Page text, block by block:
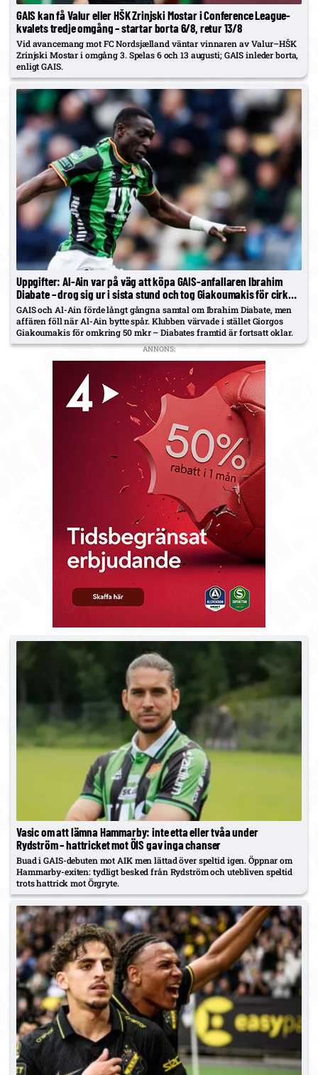
GAIS kan få Valur eller HŠK Zrinjski Mostar i Conference League-
kvalets tredje omgång – startar borta 6/8, retur 13/8
Vid avancemang mot FC Nordsjælland väntar vinnaren av Valur–HŠK
Zrinjski Mostar i omgång 3. Spelas 6 och 13 augusti; GAIS inleder borta,
enligt GAIS.
Uppgifter: Al-Ain var på väg att köpa GAIS-anfallaren Ibrahim
Diabate – drog sig ur i sista stund och tog Giakoumakis för cirka
50 mkr
GAIS och Al-Ain förde långt gångna samtal om Ibrahim Diabate, men
affären föll när Al-Ain bytte spår. Klubben värvade i stället Giorgos
Giakoumakis för omkring 50 mkr – Diabates framtid är fortsatt oklar.
ANNONS:
Vasic om att lämna Hammarby: inte etta eller tvåa under
Rydström – hattricket mot ÖIS gav inga chanser
Buad i GAIS-debuten mot AIK men lättad över speltid igen. Öppnar om
Hammarby-exiten: tydligt besked från Rydström och utebliven speltid
trots hattrick mot Örgryte.